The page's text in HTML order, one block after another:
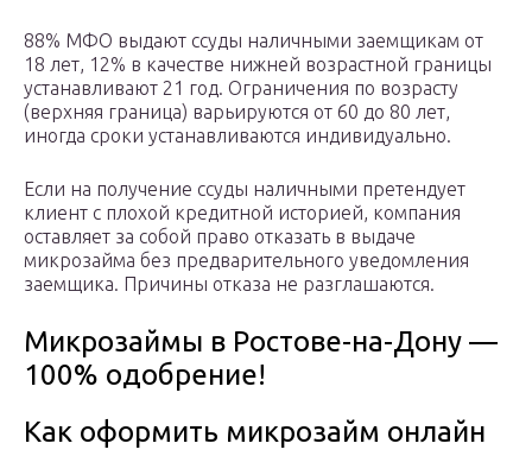
88% МФО выдают ссуды наличными заемщикам от
18 лет, 12% в качестве нижней возрастной границы
устанавливают 21 год. Ограничения по возрасту
(верхняя граница) варьируются от 60 до 80 лет,
иногда сроки устанавливаются индивидуально.
Если на получение ссуды наличными претендует
клиент с плохой кредитной историей, компания
оставляет за собой право отказать в выдаче
микрозайма без предварительного уведомления
заемщика. Причины отказа не разглашаются.
Микрозаймы в Ростове-на-Дону —
100% одобрение!
Как оформить микрозайм онлайн